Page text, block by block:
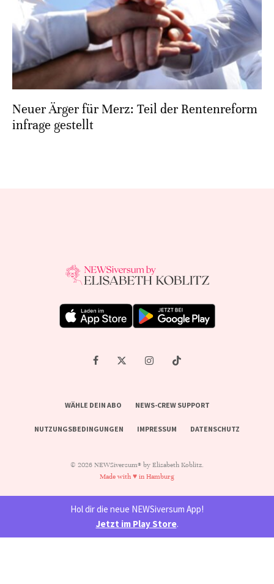
Neuer Ärger für Merz: Teil der Rentenreform
infrage gestellt
WÄHLE DEIN ABO NEWS-CREW SUPPORT
NUTZUNGSBEDINGUNGEN IMPRESSUM DATENSCHUTZ
© 2026 NEWSiversum® by Elisabeth Koblitz.
Made with ♥ in Hamburg
Hol dir die neue NEWSiversum App!
Jetzt im Play Store.